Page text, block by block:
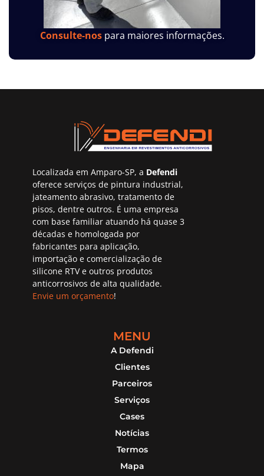
Consulte-nospara maiores informações.
Localizada em Amparo-SP, a Defendi
oferece serviços de pintura industrial,
jateamento abrasivo, tratamento de
pisos, dentre outros. É uma empresa
com base familiar atuando há quase 3
décadas e homologada por
fabricantes para aplicação,
importação e comercialização de
silicone RTV e outros produtos
anticorrosivos de alta qualidade.
Envie um orçamento!
MENU
A Defendi
Clientes
Parceiros
Serviços
Cases
Notícias
Termos
Mapa